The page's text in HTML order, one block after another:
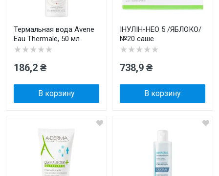
Термальная вода Avene
Eau Thermale, 50 мл
★★★★★
186,2 ₴
В корзину
ІНУЛІН-НЕО 5 /ЯБЛОКО/
№20 саше
★★★★★
738,9 ₴
В корзину